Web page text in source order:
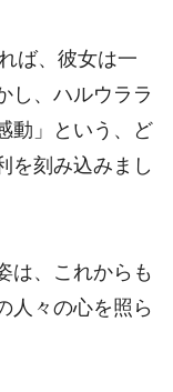
ば、彼女は一
し、ハルウララ
動」という、ど
を刻み込みまし
は、これからも
人々の心を照ら